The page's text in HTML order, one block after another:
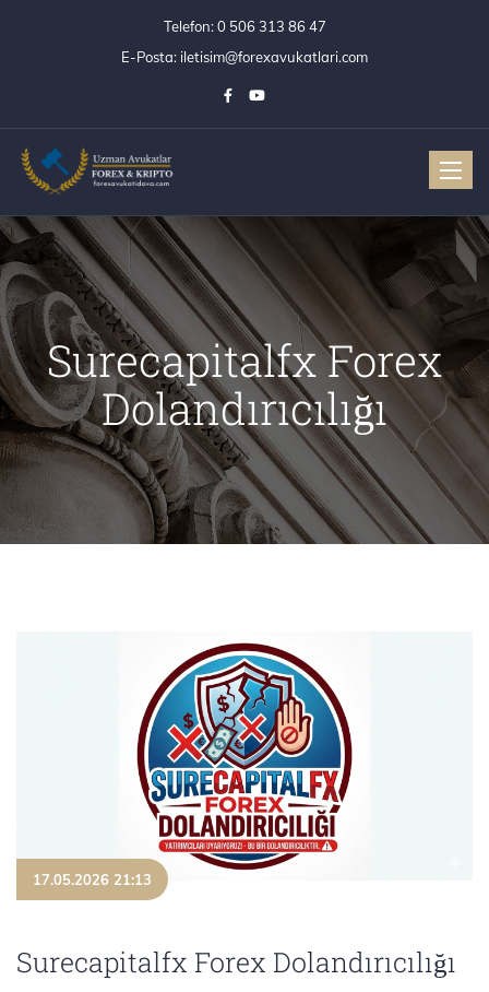
Telefon:0 506 313 86 47
E-Posta: iletisim@forexavukatlari.com
Surecapitalfx Forex
Dolandırıcılığı
17.05.2026 21:13
Surecapitalfx Forex Dolandırıcılığı